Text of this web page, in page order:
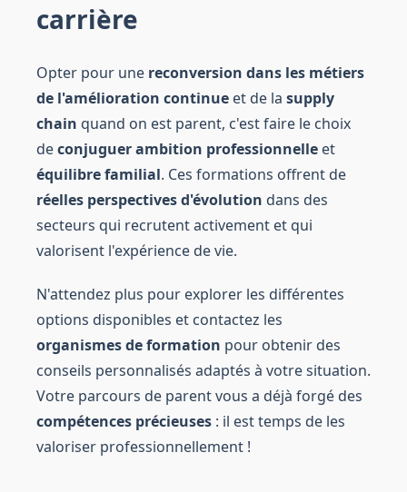
carrière
Opter pour une reconversion dans les métiers
de l'amélioration continue et de la supply
chain quand on est parent, c'est faire le choix
deconjuguer ambition professionnelle et
équilibre familial. Ces formations offrent de
réelles perspectives d'évolution dans des
secteurs qui recrutent activement et qui
valorisent l'expérience de vie.
N'attendez plus pour explorer les différentes
options disponibles et contactez les
organismes de formation pour obtenir des
conseils personnalisés adaptés à votre situation.
Votre parcours de parent vous a déjà forgé des
compétences précieuses : il est temps de les
valoriser professionnellement !